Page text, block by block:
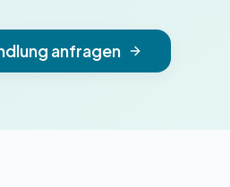
anfragen